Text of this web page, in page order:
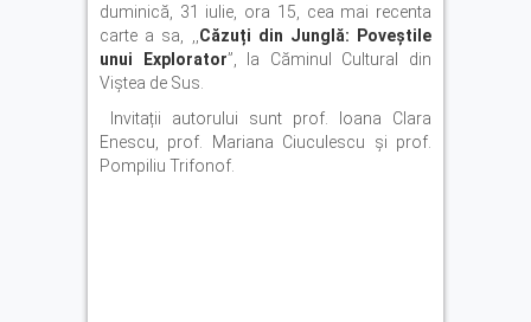
duminică, 31 iulie, ora 15, cea mai recenta
carte a sa, ,, Căzuți din Junglă: Poveștile
unui Explorator”, la Căminul Cultural din
Viștea de Sus.
Invitații autorului sunt prof. Ioana Clara
Enescu, prof. Mariana Ciuculescu și prof.
Pompiliu Trifonof.